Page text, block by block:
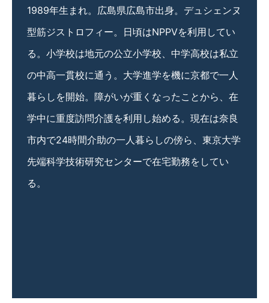
1989年生まれ。広島県広島市出身。デュシェンヌ
型筋ジストロフィー。日頃はNPPVを利用してい
る。小学校は地元の公立小学校、中学高校は私立
の中高一貫校に通う。大学進学を機に京都で一人
暮らしを開始。障がいが重くなったことから、在
学中に重度訪問介護を利用し始める。現在は奈良
市内で24時間介助の一人暮らしの傍ら、東京大学
先端科学技術研究センターで在宅勤務をしてい
る。